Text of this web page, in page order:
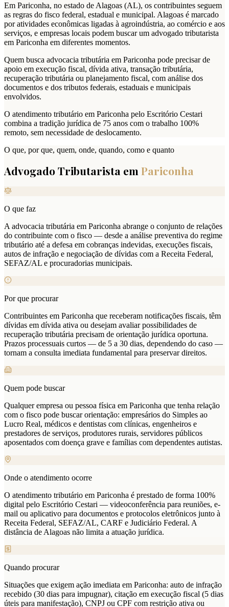
Em Pariconha, no estado de Alagoas (AL), os contribuintes seguem
as regras do fisco federal, estadual e municipal. Alagoas é marcado
por atividades econômicas ligadas à agroindústria, ao comércio e aos
serviços, e empresas locais podem buscar um advogado tributarista
em Pariconha em diferentes momentos.
Quem busca advocacia tributária em Pariconha pode precisar de
apoio em execução fiscal, dívida ativa, transação tributária,
recuperação tributária ou planejamento fiscal, com análise dos
documentos e dos tributos federais, estaduais e municipais
envolvidos.
O atendimento tributário em Pariconha pelo Escritório Cestari
combina a tradição jurídica de 75 anos com o trabalho 100%
remoto, sem necessidade de deslocamento.
O que, por que, quem, onde, quando, como e quanto
Advogado Tributarista em Pariconha
O que faz
A advocacia tributária em Pariconha abrange o conjunto de relações
do contribuinte com o fisco — desde a análise preventiva do regime
tributário até a defesa em cobranças indevidas, execuções fiscais,
autos de infração e negociação de dívidas com a Receita Federal,
SEFAZ/AL e procuradorias municipais.
Por que procurar
Contribuintes em Pariconha que receberam notificações fiscais, têm
dívidas em dívida ativa ou desejam avaliar possibilidades de
recuperação tributária precisam de orientação jurídica oportuna.
Prazos processuais curtos — de 5 a 30 dias, dependendo do caso —
tornam a consulta imediata fundamental para preservar direitos.
Quem pode buscar
Qualquer empresa ou pessoa física em Pariconha que tenha relação
com o fisco pode buscar orientação: empresários do Simples ao
Lucro Real, médicos e dentistas com clínicas, engenheiros e
prestadores de serviços, produtores rurais, servidores públicos
aposentados com doença grave e famílias com dependentes autistas.
Onde o atendimento ocorre
O atendimento tributário em Pariconha é prestado de forma 100%
digital pelo Escritório Cestari — videoconferência para reuniões, e-
mail ou aplicativo para documentos e protocolos eletrônicos junto à
Receita Federal, SEFAZ/AL, CARF e Judiciário Federal. A
distância de Alagoas não limita a atuação jurídica.
Quando procurar
Situações que exigem ação imediata em Pariconha: auto de infração
recebido (30 dias para impugnar), citação em execução fiscal (5 dias
úteis para manifestação), CNPJ ou CPF com restrição ativa ou